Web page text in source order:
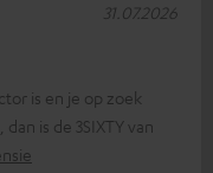
is en je op zoek
is de 3SIXTY van
31.07.2026